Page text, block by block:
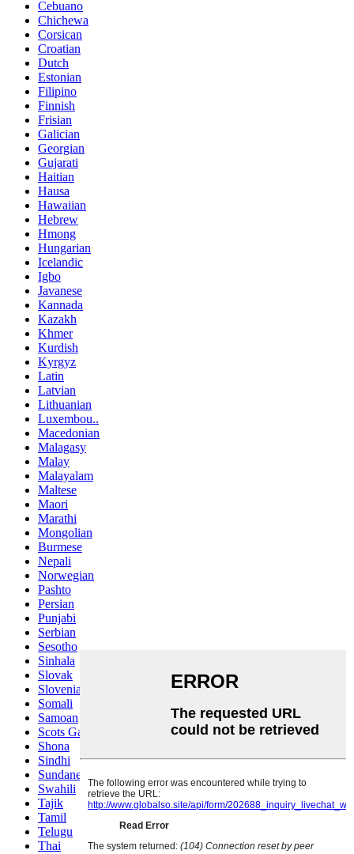
Cebuano
Chichewa
Corsican
Croatian
Dutch
Estonian
Filipino
Finnish
Frisian
Galician
Georgian
Gujarati
Haitian
Hausa
Hawaiian
Hebrew
Hmong
Hungarian
Icelandic
Igbo
Javanese
Kannada
Kazakh
Khmer
Kurdish
Kyrgyz
Latin
Latvian
Lithuanian
Luxembou..
Macedonian
Malagasy
Malay
Malayalam
Maltese
Maori
Marathi
Mongolian
Burmese
Nepali
Norwegian
Pashto
Persian
Punjabi
Serbian
Sesotho
Sinhala
Slovak
Slovenian
Somali
Samoan
Scots Gaelic
Shona
Sindhi
Sundanese
Swahili
Tajik
Tamil
Telugu
Thai